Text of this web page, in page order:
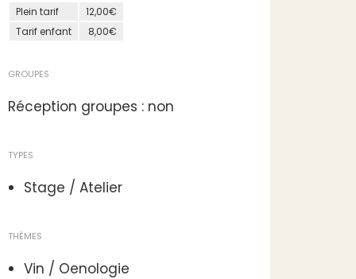
Plein tarif
12,00€
Tarif enfant
8,00€
GROUPES
Réception groupes : non
TYPES
Stage / Atelier
THÈMES
Vin / Oenologie